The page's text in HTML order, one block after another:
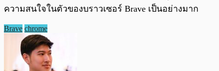
ความสนใจในตัวของบราวเซอร์ Brave เป็นอย่างมาก
Brave chrome